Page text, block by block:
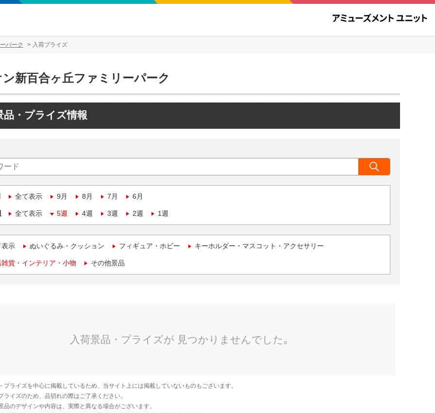
パーク 入荷プライズ
新百合ヶ丘ファミリーパーク
品・プライズ情報
全て表示 9月 8月 7月 6月
全て表示 5週 4週 3週 2週 1週
表示 ぬいぐるみ・クッション フィギュア・ホビー キーホルダー・マスコット・アクセサリー
貨・インテリア・小物 その他景品